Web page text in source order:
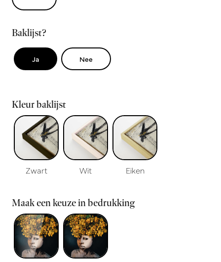
Baklijst?
Ja Nee
Kleur baklijst
Zwart Wit Eiken
Maak een keuze in bedrukking